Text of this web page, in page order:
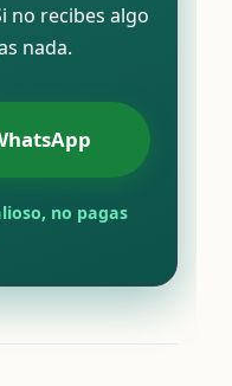
no recibes algo
nada.
no pagas